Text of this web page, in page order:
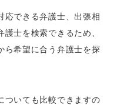
応できる弁護士、出張相
士を検索できるため、
ら希望に合う弁護士を探
ついても比較できますの